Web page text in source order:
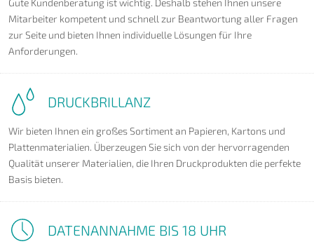
Gute Kundenberatung ist wichtig. Deshalb stehen Ihnen unsere
Mitarbeiter kompetent und schnell zur Beantwortung aller Fragen
zur Seite und bieten Ihnen individuelle Lösungen für Ihre
Anforderungen.
DRUCKBRILLANZ
Wir bieten Ihnen ein großes Sortiment an Papieren, Kartons und
Plattenmaterialien. Überzeugen Sie sich von der hervorragenden
Qualität unserer Materialien, die Ihren Druckprodukten die perfekte
Basis bieten.
DATENANNAHME BIS 18 UHR